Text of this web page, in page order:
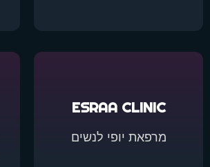
ESRAA CLINIC
מרפאת יופי לנשים